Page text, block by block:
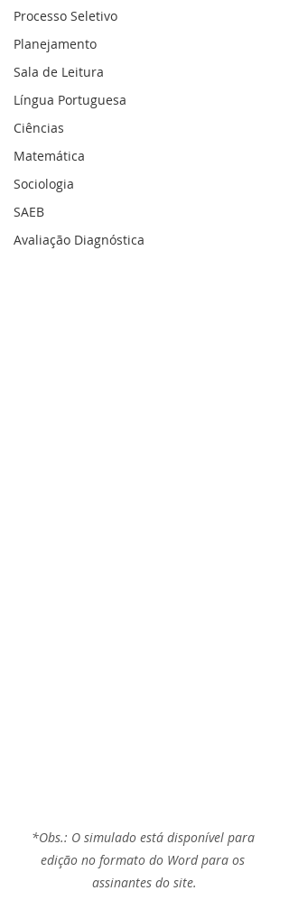
Processo Seletivo
Planejamento
Sala de Leitura
Língua Portuguesa
Ciências
Matemática
Sociologia
SAEB
Avaliação Diagnóstica
*Obs.: O simulado está disponível para
edição no formato do Word para os
assinantes do site.